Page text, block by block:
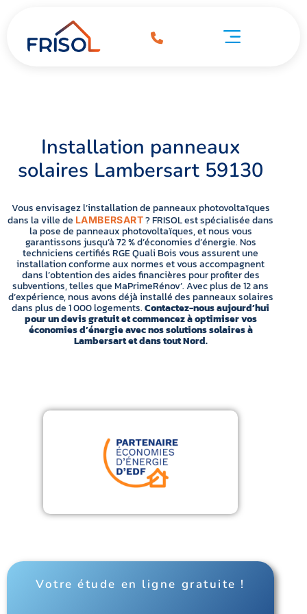
Installation panneaux
solaires Lambersart 59130
Vous envisagez l’installation de panneaux photovoltaïques
dans la ville de LAMBERSART? FRISOL est spécialisée dans
la pose de panneaux photovoltaïques, et nous vous
garantissons jusqu’à 72 % d’économies d’énergie. Nos
techniciens certifiés RGE Quali Bois vous assurent une
installation conforme aux normes et vous accompagnent
dans l’obtention des aides financières pour profiter des
subventions, telles que MaPrimeRénov’. Avec plus de 12 ans
d’expérience, nous avons déjà installé des panneaux solaires
dans plus de 1 000 logements.Contactez-nous aujourd’hui
pour un devis gratuit et commencez à optimiser vos
économies d’énergie avec nos solutions solaires à
Lambersart et dans tout Nord.
Votre étude en ligne gratuite !